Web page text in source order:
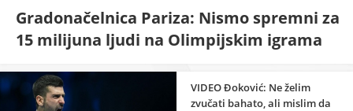
Gradonačelnica Pariza: Nismo spremni za
15 milijuna ljudi na Olimpijskim igrama
VIDEO Đoković: Ne želim
zvučati bahato, ali mislim da